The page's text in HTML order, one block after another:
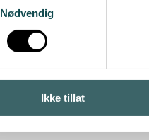
Nødvendig
Ikke tillat